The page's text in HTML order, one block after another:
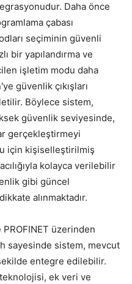
Daha önce
çabası
seçiminin güvenli
bir yapılandırma ve
işletim modu daha
güvenlik çıkışları
Böylece sistem,
güvenlik seviyesinde,
gerçekleştirmeyi
için kişiselleştirilmiş
kolayca verilebilir
gibi güncel
alınmaktadır.
üzerinden
sayesinde sistem, mevcut
entegre edilebilir.
ek veri ve